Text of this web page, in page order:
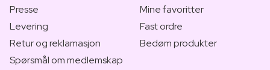
Presse
Levering
Retur og reklamasjon
Spørsmål om medlemskap
Mine favoritter
Fast ordre
Bedøm produkter